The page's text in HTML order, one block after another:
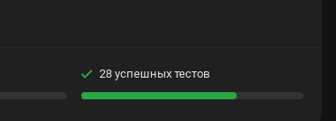
28 успешных тестов